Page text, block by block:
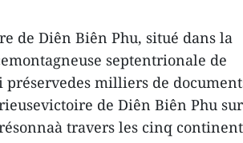
de Diên Biên Phu, situé dans la
septentrionale de
milliers de
de Diên Biên Phu sur
travers les cinq